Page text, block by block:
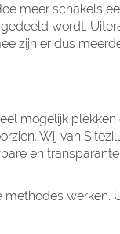
meer schakels
wordt.
zijn er dus
mogelijk
Wij van
en
werken.